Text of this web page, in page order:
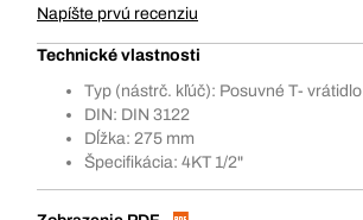
Napíšte prvú recenziu
Technické vlastnosti
Typ (nástrč. kľúč): Posuvné T- vrátidlo
DIN: DIN 3122
Dĺžka: 275 mm
Špecifikácia: 4KT 1/2"